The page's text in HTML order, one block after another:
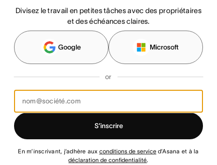
Divisez le travail en petites tâches avec des propriétaires
et des échéances claires.
Google Microsoft
or
S’inscrire
En m’inscrivant, j’adhère aux conditions de serviced’Asana et à la
déclaration de confidentialité.